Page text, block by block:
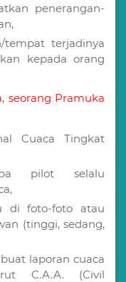
penerangan-
terjadinya
kepada orang
seorang Pramuka
Cuaca Tingkat
pilot selalu
di foto-foto atau
(tinggi, sedang,
laporan cuaca
C.A.A. (Civil